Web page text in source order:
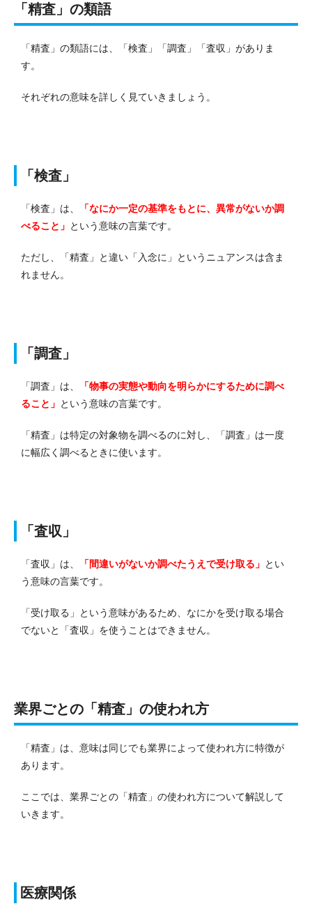
「精査」の類語
「精査」の類語には、「検査」「調査」「査収」がありま
す。
それぞれの意味を詳しく見ていきましょう。
「検査」
「検査」は、
「なにか一定の基準をもとに、異常がないか調
べること」 という意味の言葉です。
ただし、「精査」と違い「入念に」というニュアンスは含ま
れません。
「調査」
「調査」は、
「物事の実態や動向を明らかにするために調べ
ること」 という意味の言葉です。
「精査」は特定の対象物を調べるのに対し、「調査」は一度
に幅広く調べるときに使います。
「査収」
「査収」は、 「間違いがないか調べたうえで受け取る」 とい
う意味の言葉です。
「受け取る」という意味があるため、なにかを受け取る場合
でないと「査収」を使うことはできません。
業界ごとの「精査」の使われ方
「精査」は、意味は同じでも業界によって使われ方に特徴が
あります。
ここでは、業界ごとの「精査」の使われ方について解説して
いきます。
医療関係